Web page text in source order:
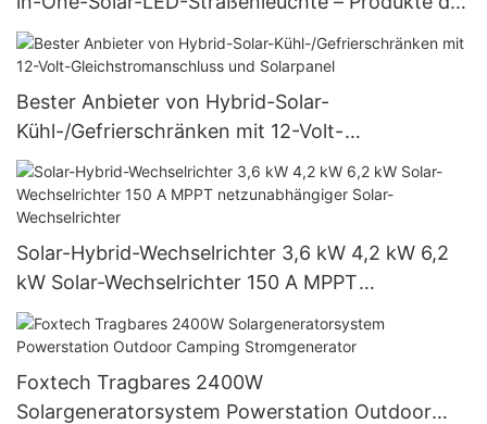
G-Serie | Foxtech Solar
Bester Anbieter von Hybrid-Solar-
Kühl-/Gefrierschränken mit 12-Volt-
Gleichstromanschluss und Solarpanel
Solar-Hybrid-Wechselrichter 3,6 kW 4,2 kW 6,2
kW Solar-Wechselrichter 150 A MPPT
netzunabhängiger Solar-Wechselrichter
Foxtech Tragbares 2400W
Solargeneratorsystem Powerstation Outdoor